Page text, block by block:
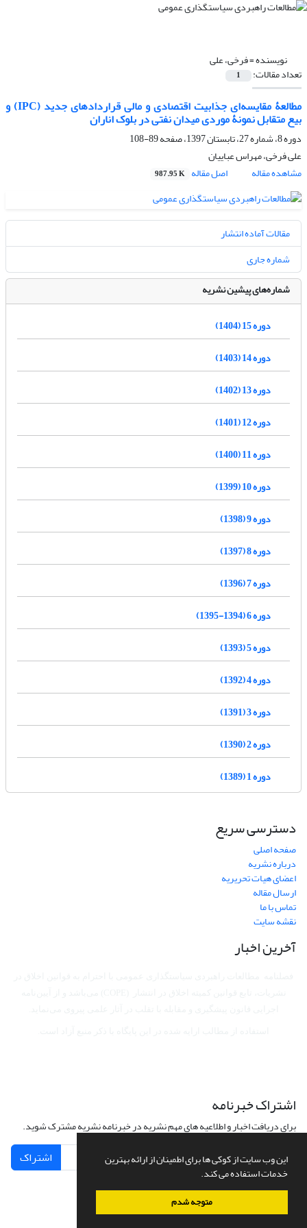
این وب سایت از کوکی ها برای اطمینان از ارائه بهترین
خدمات استفاده می کند.
متوجه شدم
نویسنده =فرخی، علی
تعداد مقالات: 1
مطالعۀ مقایسه‌ای جذابیت اقتصادی و مالی قراردادهای جدید (IPC) و
بیع متقابل نمونۀ موردی میدان نفتی در بلوک اناران
دوره 8، شماره 27، تابستان 1397، صفحه
89-108
علی فرخی، مهراس عباییان
مشاهده مقاله
اصل مقاله 987.95 K
مقالات آماده انتشار
شماره جاری
شماره‌های پیشین نشریه
دوره 15 (1404)
دوره 14 (1403)
دوره 13 (1402)
دوره 12 (1401)
دوره 11 (1400)
دوره 10 (1399)
دوره 9 (1398)
دوره 8 (1397)
دوره 7 (1396)
دوره 6 (1394-1395)
دوره 5 (1393)
دوره 4 (1392)
دوره 3 (1391)
دوره 2 (1390)
دوره 1 (1389)
دسترسی سریع
صفحه اصلی
درباره نشریه
اعضای هیات تحریریه
ارسال مقاله
تماس با ما
نقشه سایت
آخرین اخبار
اشتراک خبرنامه
برای دریافت اخبار و اطلاعیه های مهم نشریه در خبرنامه نشریه مشترک شوید.
اشتراک
سامانه مدیریت نشریات علمی.طراحی و پیاده سازی ازسیناوب